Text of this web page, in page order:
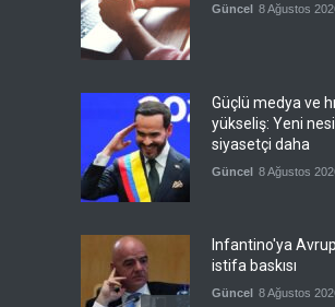
Güncel 8 Ağustos
Güçlü medya ve
yükseliş: Yeni
siyasetçi daha
Güncel 8 Ağustos
Infantino'ya
istifa baskısı
Güncel 8 Ağustos